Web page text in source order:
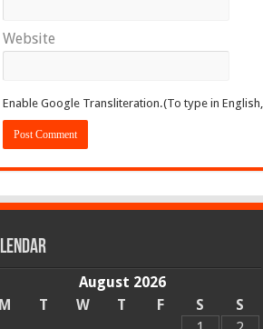
Website
Enable Google Transliteration.(To type in
August 2026
M
T W T F S
S